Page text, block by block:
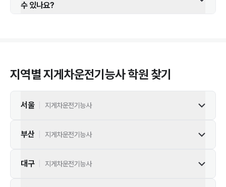
수 있나요?
지역별지게차운전기능사학원 찾기
서울 지게차운전기능사
부산 지게차운전기능사
대구 지게차운전기능사